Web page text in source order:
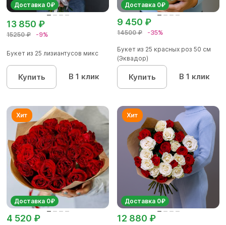
Доставка 0₽
15250 ₽ -9%
13 850 ₽
Букет из 25 лизиантусов микс
Купить В 1 клик
Доставка 0₽
14500 ₽ -35%
9 450 ₽
Букет из 25 красных роз 50 см
(Эквадор)
Купить В 1 клик
Доставка 0₽
4 520 ₽
Доставка 0₽
12 880 ₽